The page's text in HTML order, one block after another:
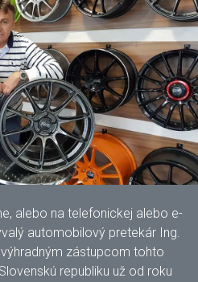
alebo na telefonickej alebo e-
automobilový pretekár Ing.
zástupcom tohto
republiku už od roku